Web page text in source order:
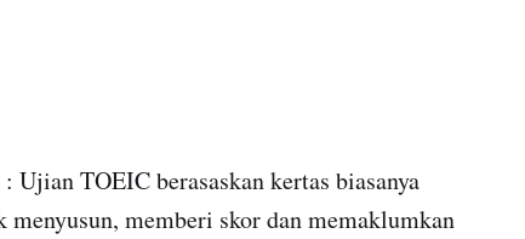
: Ujian TOEIC berasaskan kertas biasanya
menyusun, memberi skor dan memaklumkan